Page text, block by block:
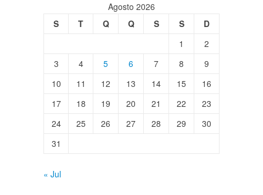
Agosto 2026
S
T Q Q S S
D
1
2
3
4 5 6 7 8
9
10
11 12 13 14 15
16
17
18 19 20 21 22
23
24
25 26 27 28 29
30
31
« Jul